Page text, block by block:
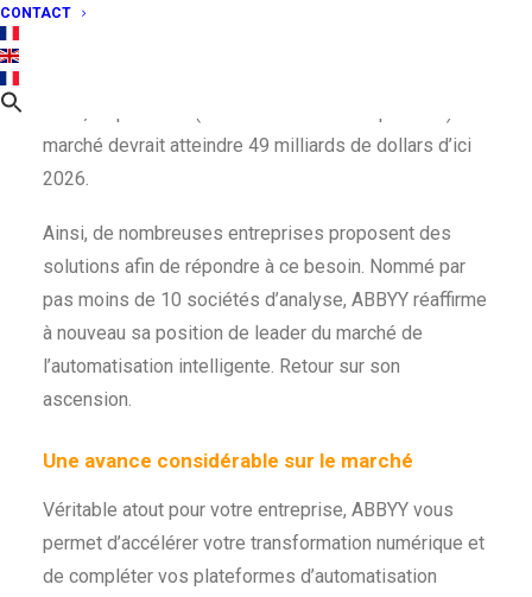
CONTACT
marché devrait atteindre 49 milliards de dollars d’ici
2026.
Ainsi, de nombreuses entreprises proposent des
solutions afin de répondre à ce besoin. Nommé par
pas moins de 10 sociétés d’analyse, ABBYY réaffirme
à nouveau sa position de leader du marché de
l’automatisation intelligente. Retour sur son
ascension.
Une avance considérable sur le marché
Véritable atout pour votre entreprise, ABBYY vous
permet d’accélérer votre transformation numérique et
de compléter vos plateformes d’automatisation